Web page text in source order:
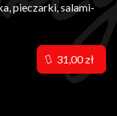
pieczarki, salami-